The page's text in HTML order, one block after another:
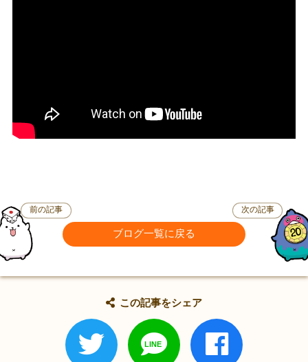
前の記事
ブログ一覧に戻る
次の記事
この記事をシェア